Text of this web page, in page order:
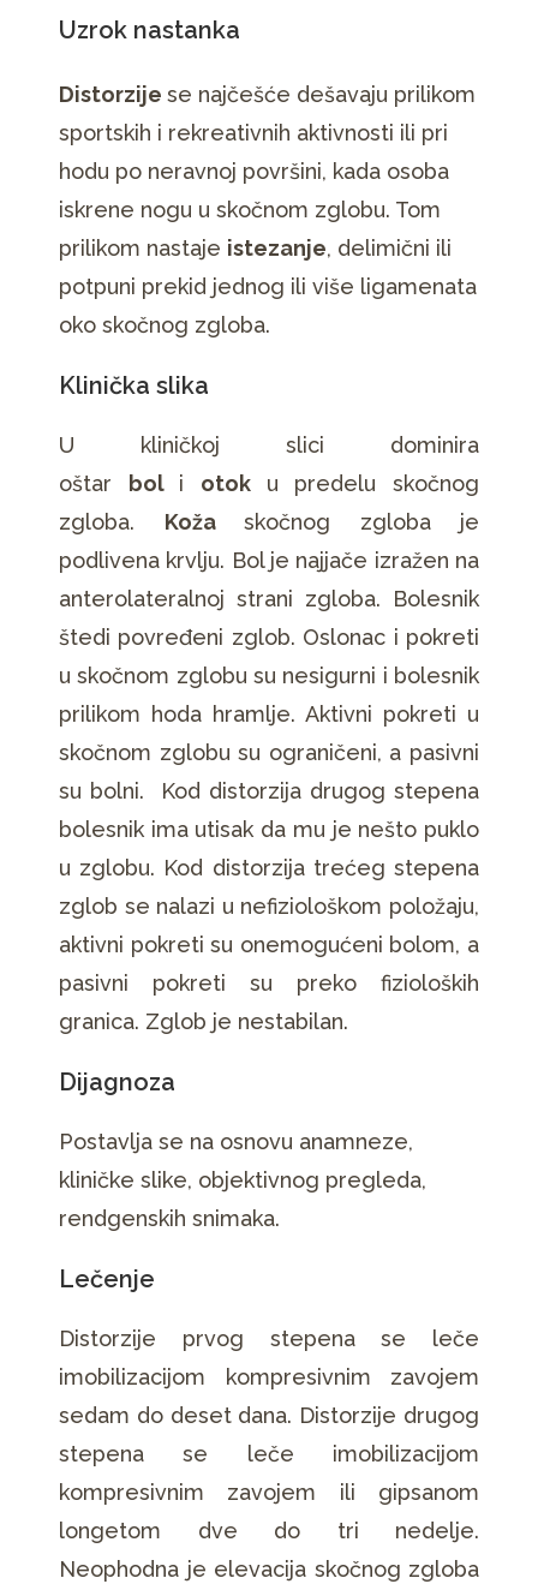
Uzrok nastanka
Distorzije se najčešće dešavaju prilikom
sportskih i rekreativnih aktivnosti ili pri
hodu po neravnoj površini, kada osoba
iskrene nogu u skočnom zglobu. Tom
prilikom nastaje istezanje, delimični ili
potpuni prekid jednog ili više ligamenata
oko skočnog zgloba.
Klinička slika
U kliničkoj slici dominira
oštar
bol i otok u predelu skočnog
zgloba. Koža skočnog zgloba je
podlivena krvlju. Bol je najjače izražen na
anterolateralnoj strani zgloba. Bolesnik
štedi povređeni zglob. Oslonac i pokreti
u skočnom zglobu su nesigurni i bolesnik
prilikom hoda hramlje. Aktivni pokreti u
skočnom zglobu su ograničeni, a pasivni
su bolni. Kod distorzija drugog stepena
bolesnik ima utisak da mu je nešto puklo
u zglobu. Kod distorzija trećeg stepena
zglob se nalazi u nefiziološkom položaju,
aktivni pokreti su onemogućeni bolom, a
pasivni pokreti su preko fizioloških
granica. Zglob je nestabilan.
Dijagnoza
Postavlja se na osnovu anamneze,
kliničke slike, objektivnog pregleda,
rendgenskih snimaka.
Lečenje
Distorzije prvog stepena se leče
imobilizacijom kompresivnim zavojem
sedam do deset dana. Distorzije drugog
stepena se leče imobilizacijom
kompresivnim zavojem ili gipsanom
longetom dve do tri nedelje.
Neophodna je elevacija skočnog zgloba